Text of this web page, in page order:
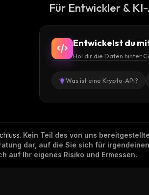
Für Entwickler &
Entwickelst du
Hol dir die Daten hinter
Was ist eine Krypto-API?
. Kein Teil des von uns
dar, auf die Sie sich für
auf Ihr eigenes Risiko und Ermessen.